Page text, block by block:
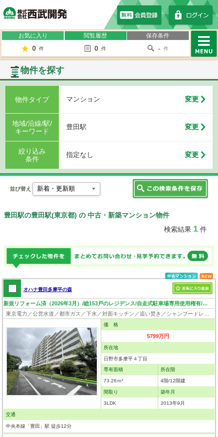
お気に入り
0 件
閲覧履歴
0 件
保存条件
- 件
物件を探す
物件タイプ マンション 変更
地域/沿線/駅/
キーワード
豊田駅 変更
絞り込み
条件
指定なし 変更
並び替え
豊田駅の豊田駅(東京都) の 中古・新築マンション物件
検索結果 1件
オハナ豊田多摩平の森
新規リフォーム済（2026年3月）/総153戸のレジデンス/自走式駐車場専用使用権有/ペット飼育可（細則有）
価 格
5799万円
所在地
日野市多摩平４丁目
専有面積
73.26ｍ²
所在階
4階/12階建
間取り
3LDK
築年月
2013年9月
交通
中央本線「豊田」駅 徒歩12分